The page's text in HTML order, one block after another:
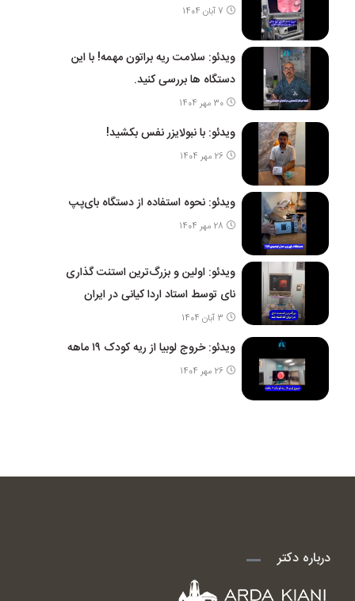
7 آبان 1404
ویدئو: سلامت ریه براتون مهمه! با این
دستگاه ها بررسی کنید.
30 مهر 1404
ویدئو: با نبولایزر نفس بکشید!
26 مهر 1404
ویدئو: نحوه استفاده از دستگاه بای‌پپ
28 مهر 1404
ویدئو: اولین و بزرگ‌ترین استنت گذاری
نای توسط استاد اردا کیانی در ایران
3 آبان 1404
ویدئو: خروج لوبیا از ریه کودک ۱۹ ماهه
26 مهر 1404
درباره دکتر